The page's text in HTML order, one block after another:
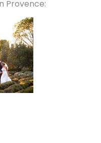
Provence: